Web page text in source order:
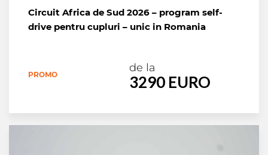
Circuit Africa de Sud 2026 – program self-
drive pentru cupluri – unic in Romania
PROMO
de la
3290 EURO